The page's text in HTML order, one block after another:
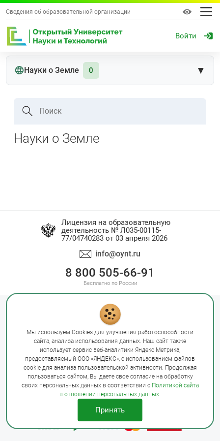
Сведения об образовательной организации
Войти
Науки о Земле 0 ▼
Поиск
Науки о Земле
Лицензия на образовательную
деятельность № Л035-00115-
77/04740283 от 03 апреля 2026
info@oynt.ru
8 800 505-66-91
Бесплатно по России
Политика конфиденциальности
Оферта
Сведения об образовательной организации
Сайт Минобрнауки России
Сайт Минпросвещения России
Лицензия на образовательную деятельность № Л035-00115-
77/04740283 от 03 апреля 2026
Мы используем Cookies для улучшения работоспособности
сайта, анализа использования данных. Наш сайт также
использует сервис веб-аналитики Яндекс Метрика,
предоставляемый ООО «ЯНДЕКС», с использованием файлов
cookie для анализа пользовательской активности. Продолжая
пользоваться сайтом, Вы даете свое согласие на обработку
своих персональных данных в соответствии с Политикой сайта
в отношении персональных данных.
Принять